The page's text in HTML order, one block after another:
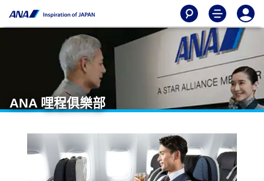
ANA 哩程俱樂部